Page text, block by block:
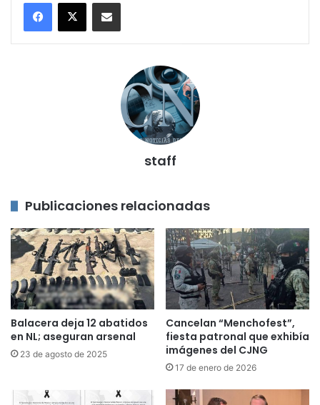
Compartir por correo electrónico
staff
Publicaciones relacionadas
Balacera deja 12 abatidos
en NL; aseguran arsenal
23 de agosto de 2025
Cancelan “Menchofest”,
fiesta patronal que exhibía
imágenes del CJNG
17 de enero de 2026